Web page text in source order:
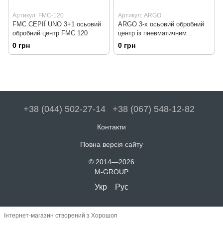
Артикул: FMC-120
FMC СЕРІЇ UNO 3+1 осьовий
обробний центр FMC 120
0 грн
Артикул: ARGO
ARGO 3-х осьовий обробний
центр із пневматичним
позиціонуванням
електрошпинделя 0°/90°/180°
0 грн
+38 (044) 502-27-14 +38 (067) 548-12-82
Контакти
Повна версія сайту
© 2014—2026
M-GROUP
Укр Рус
Інтернет-магазин створений з Хорошоп